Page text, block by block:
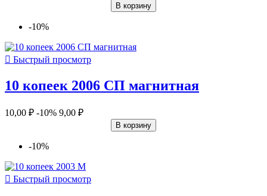
В корзину
-10%
 Быстрый просмотр
10 копеек 2006 СП магнитная
10,00 ₽ -10% 9,00 ₽
В корзину
-10%
 Быстрый просмотр